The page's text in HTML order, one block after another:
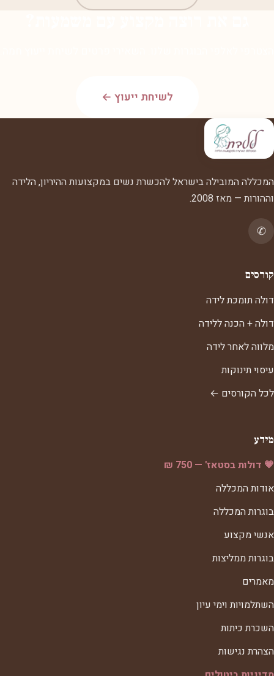
לשיחת ייעוץ ←
המכללה המובילה בישראל להכשרת נשים במקצועות ההיריון, הלידה
וההורות — מאז 2008.
✆
קורסים
דולה תומכת לידה
דולה + הכנה ללידה
מלווה לאחר לידה
עיסוי תינוקות
לכל הקורסים ←
מידע
💗 דולות בסטאז' — 750 ₪
אודות המכללה
בוגרות המכללה
אנשי מקצוע
בוגרות ממליצות
מאמרים
השתלמויות וימי עיון
השכרת כיתות
הצהרת נגישות